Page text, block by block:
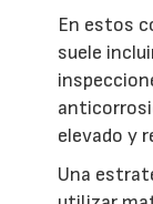
En estos
suele
elevado y
Una